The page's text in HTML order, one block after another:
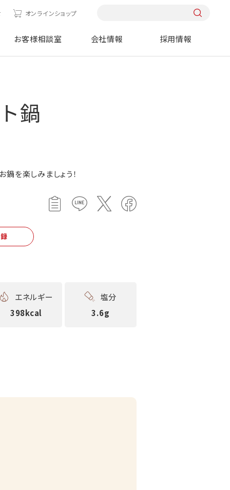
オンラインショップ
お客様相談室 会社情報 採用情報
鍋
を楽しみましょう！
エネルギー
398kcal
塩分
3.6g